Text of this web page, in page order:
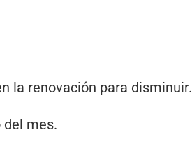
la renovación para disminuir.
mes.